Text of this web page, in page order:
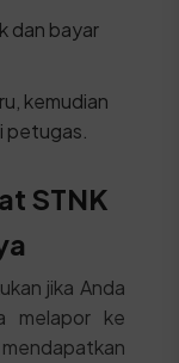
dan bayar
kemudian
petugas.
STNK
jika Anda
melapor ke